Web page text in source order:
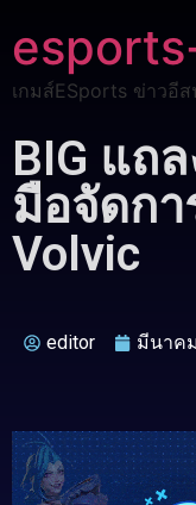
เกมส์ESports ข่าวอี
BIG แถ
มือจัดก
Volvic
editor มีนาค